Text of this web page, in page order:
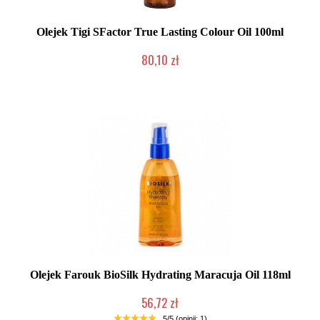
Olejek Tigi SFactor True Lasting Colour Oil 100ml
80,10 zł
Olejek Farouk BioSilk Hydrating Maracuja Oil 118ml
56,72 zł
Produkt wycofany